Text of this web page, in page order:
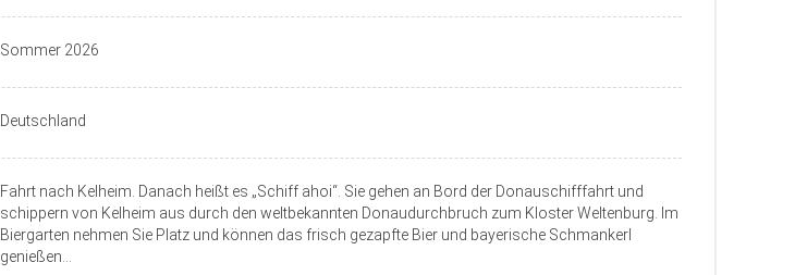
Sommer 2026
Deutschland
Fahrt nach Kelheim. Danach heißt es „Schiff ahoi“. Sie gehen an Bord der Donauschifffahrt und
schippern von Kelheim aus durch den weltbekannten Donaudurchbruch zum Kloster Weltenburg. Im
Biergarten nehmen Sie Platz und können das frisch gezapfte Bier und bayerische Schmankerl
genießen…